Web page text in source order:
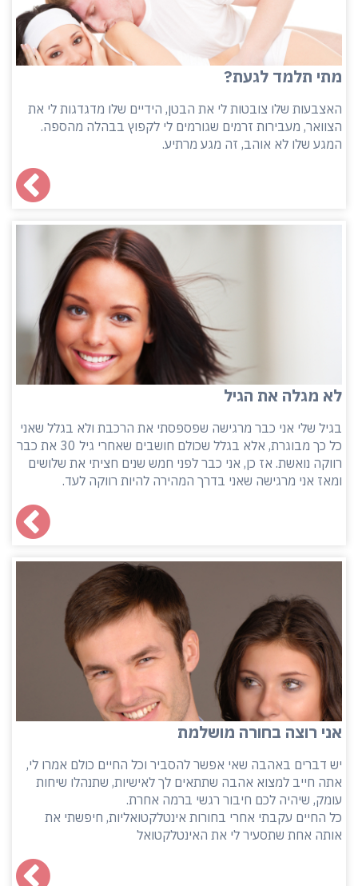
מתי תלמד לגעת?
האצבעות שלו צובטות לי את הבטן, הידיים שלו מדגדגות לי את
הצוואר, מעבירות זרמים שגורמים לי לקפוץ בבהלה מהספה.
המגע שלו לא אוהב, זה מגע מרתיע.
לא מגלה את הגיל
בגיל שלי אני כבר מרגישה שפספסתי את הרכבת ולא בגלל שאני
כל כך מבוגרת, אלא בגלל שכולם חושבים שאחרי גיל 30 את כבר
רווקה נואשת. אז כן, אני כבר לפני חמש שנים חציתי את שלושים
ומאז אני מרגישה שאני בדרך המהירה להיות רווקה לעד.
אני רוצה בחורה מושלמת
יש דברים באהבה שאי אפשר להסביר וכל החיים כולם אמרו לי,
אתה חייב למצוא אהבה שתתאים לך לאישיות, שתנהלו שיחות
עומק, שיהיה לכם חיבור רגשי ברמה אחרת.
כל החיים עקבתי אחרי בחורות אינטלקטואליות, חיפשתי את
אותה אחת שתסעיר לי את האינטלקטואל